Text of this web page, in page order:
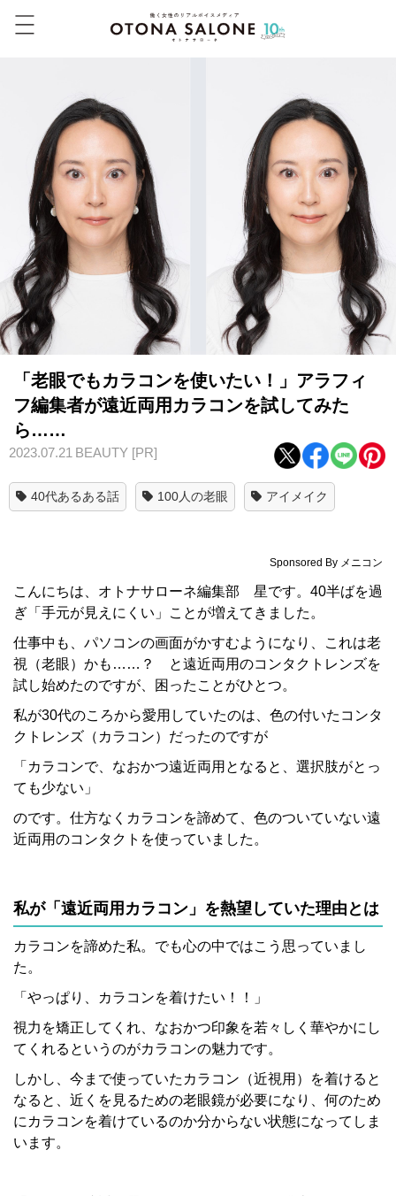
「老眼でもカラコンを使いたい！」アラフィ
フ編集者が遠近両用カラコンを試してみた
ら……
2023.07.21 BEAUTY [PR]
40代あるある話 100人の老眼 アイメイク
Sponsored By メニコン
こんにちは、オトナサローネ編集部 星です。40半ばを過
ぎ「手元が見えにくい」ことが増えてきました。
仕事中も、パソコンの画面がかすむようになり、これは老
視（老眼）かも……？ と遠近両用のコンタクトレンズを
試し始めたのですが、困ったことがひとつ。
私が30代のころから愛用していたのは、色の付いたコンタ
クトレンズ（カラコン）だったのですが
「カラコンで、なおかつ遠近両用となると、選択肢がとっ
ても少ない」
のです。仕方なくカラコンを諦めて、色のついていない遠
近両用のコンタクトを使っていました。
私が「遠近両用カラコン」を熱望していた理由とは
カラコンを諦めた私。でも心の中ではこう思っていまし
た。
「やっぱり、カラコンを着けたい！！」
視力を矯正してくれ、なおかつ印象を若々しく華やかにし
てくれるというのがカラコンの魅力です。
しかし、今まで使っていたカラコン（近視用）を着けると
なると、近くを見るための老眼鏡が必要になり、何のため
にカラコンを着けているのか分からない状態になってしま
います。